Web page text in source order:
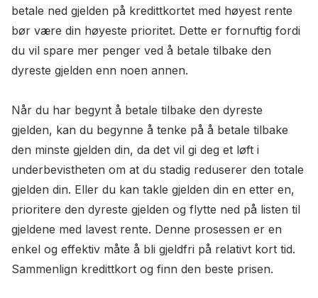
betale ned gjelden på kredittkortet med høyest rente
bør være din høyeste prioritet. Dette er fornuftig fordi
du vil spare mer penger ved å betale tilbake den
dyreste gjelden enn noen annen.
Når du har begynt å betale tilbake den dyreste
gjelden, kan du begynne å tenke på å betale tilbake
den minste gjelden din, da det vil gi deg et løft i
underbevistheten om at du stadig reduserer den totale
gjelden din. Eller du kan takle gjelden din en etter en,
prioritere den dyreste gjelden og flytte ned på listen til
gjeldene med lavest rente. Denne prosessen er en
enkel og effektiv måte å bli gjeldfri på relativt kort tid.
Sammenlign kredittkort og finn den beste prisen.